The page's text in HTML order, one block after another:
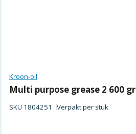
Kroon-oil
Multi purpose grease 2 600 gr
SKU 1804251 Verpakt per stuk